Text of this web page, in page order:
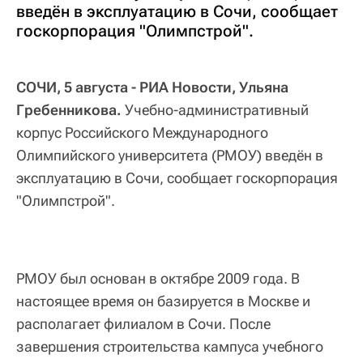
введён в эксплуатацию в Сочи, сообщает
госкорпорация "Олимпстрой".
СОЧИ, 5 августа - РИА Новости, Ульяна
Гребенникова. Учебно-административный
корпус Российского Международного
Олимпийского университета (РМОУ) введён в
эксплуатацию в Сочи, сообщает госкорпорация
"Олимпстрой".
РМОУ был основан в октябре 2009 года. В
настоящее время он базируется в Москве и
располагает филиалом в Сочи. После
завершения строительства кампуса учебного